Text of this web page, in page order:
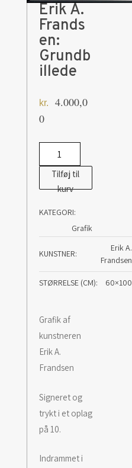
Erik A.
Frands
en:
Grundb
illede
kr.
4.000,0
0
A.
Frandsen:
antal
Tilføj til
kurv
KATEGORI:
Grafik
KUNSTNER
Erik A.
Frandsen
STØRRELSE (CM) 60×100
Grafik af
kunstneren
Erik A.
Frandsen
Signeret og
trykt i et oplag
på 10.
Indrammet i